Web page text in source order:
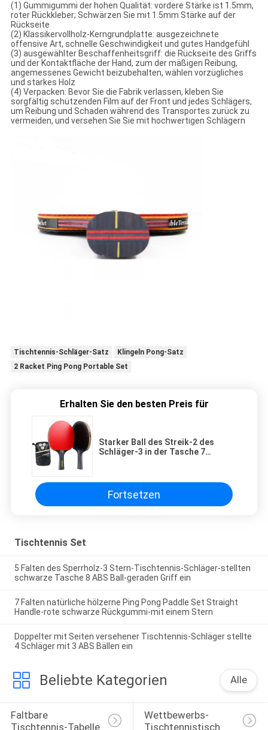
(1) Gummigummi der hohen Qualität: vordere Stärke ist 1.5mm,
roter Rückkleber; Schwärzen Sie mit 1.5mm Stärke auf der
Rückseite
(2) Klassikervollholz-Kerngrundplatte: ausgezeichnete
offensive Art, schnelle Geschwindigkeit und gutes Handgefühl
(3) ausgewählter Beschaffenheitsgriff: die Rückseite des Griffs
und der Kontaktfläche der Hand, zum der mäßigen Reibung,
angemessenes Gewicht beizubehalten, wählen vorzügliches
und starkes Holz
(4) Verpacken: Bevor Sie die Fabrik verlassen, kleben Sie
sorgfältig schützenden Film auf der Front und jedes Schlägers,
um Reibung und Schaden während des Transportes zurück zu
vermeiden, und versehen Sie Sie mit hochwertigen Schlägern
Tischtennis-Schläger-Satz
Klingeln Pong-Satz
2 Racket Ping Pong Portable Set
Erhalten Sie den besten Preis für
Starker Ball des Streik-2 des
Schläger-3 in der Tasche 7
Fortsetzen
Tischtennis Set
5 Falten des Sperrholz-3 Stern-Tischtennis-Schläger-stellten
schwarze Tasche 8 ABS Ball-geraden Griff ein
7 Falten natürliche hölzerne Ping Pong Paddle Set Straight
Handle-rote schwarze Rückgummi-mit einem Stern
Doppelter mit Seiten versehener Tischtennis-Schläger stellte
4 Schläger mit 3 ABS Bällen ein
Beliebte Kategorien Alle
Faltbare
Tischtennis-Tabelle
Wettbewerbs-
Tischtennistisch